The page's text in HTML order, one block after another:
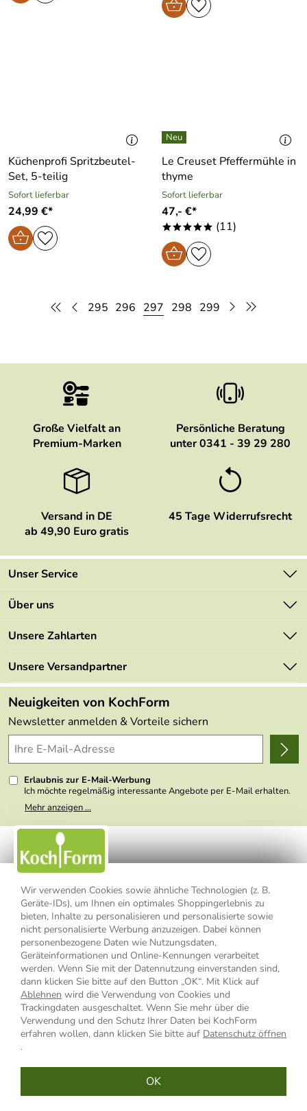
Wir verwenden Cookies sowie ähnliche Technologien (z. B.
Geräte-IDs), um Ihnen ein optimales Shoppingerlebnis zu
bieten, Inhalte zu personalisieren und personalisierte sowie
nicht personalisierte Werbung anzuzeigen. Dabei können
personenbezogene Daten wie Nutzungsdaten,
Geräteinformationen und Online-Kennungen verarbeitet
werden. Wenn Sie mit der Datennutzung einverstanden sind,
dann klicken Sie bitte auf den Button „OK“. Mit Klick auf
Ablehnen wird die Verwendung von Cookies und
Trackingdaten ausgeschaltet. Wenn Sie mehr über die
Verwendung und den Schutz Ihrer Daten bei KochForm
erfahren wollen, dann klicken Sie bitte auf Datenschutz öffnen
.
OK
Küchenprofi Spritzbeutel-
Set, 5-teilig
Sofort lieferbar
24,99 €*
Le Creuset Pfeffermühle in
thyme
Sofort lieferbar
47,- €*
***** (11)
295 296 297 298 299
Große Vielfalt an
Premium-Marken
Persönliche Beratung
unter 0341 - 39 29 280
Versand in DE
ab 49,90 Euro gratis
45 Tage Widerrufsrecht
Unser Service
Kontakt
Mehrwertsteuerfrei
Retourenportal
FAQs
Lieferbedingungen
Delivery Terms
Kundenlogin
Über uns
Marken
Angebote
Made in Germany
Themen
Wir über uns
Presse
Unsere Zahlarten
Unsere Versandpartner
Neuigkeiten von KochForm
Newsletter anmelden & Vorteile sichern
Erlaubnis zur E-Mail-Werbung
Ich möchte regelmäßig interessante Angebote per E-Mail erhalten.
Meine E-Mail-Adresse wird nicht an andere Unternehmen
weitergegeben. Zu statistischen Zwecken wird in anonymer Form
nicht erkennbar, welche konkrete Person geklickt hat. Diese
Einwilligung zur Nutzung meiner E-Mail- Adresse für Werbezwecke
kann ich jederzeit mit Wirkung für die Zukunft widerrufen, indem ich
den Link "Abmelden" am Ende des Newsletters anklicke oder die
Option Newsletter im Mitgliederbereich deaktiviere. Die
Datenschutzerklärung
habe ich zur Kenntnis genommen.
Mehr anzeigen ...
Impressum Datenschutzerklärung
AGB
Widerrufsbelehrung
Widerrufsformular
Vertrag widerrufen
* Alle Preisangaben inkl. MwSt., bis 49,90 € Bestellwert zzgl.
Versandkosten, ab 49,90 € Bestellwert inkl.Versandkosteninnerhalb